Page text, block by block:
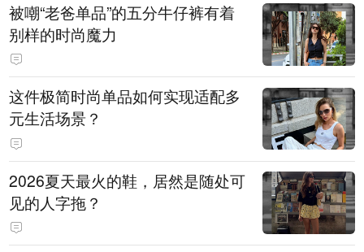
被嘲“老爸单品”的五分牛仔裤有着
别样的时尚魔力
这件极简时尚单品如何实现适配多
元生活场景？
2026夏天最火的鞋，居然是随处可
见的人字拖？